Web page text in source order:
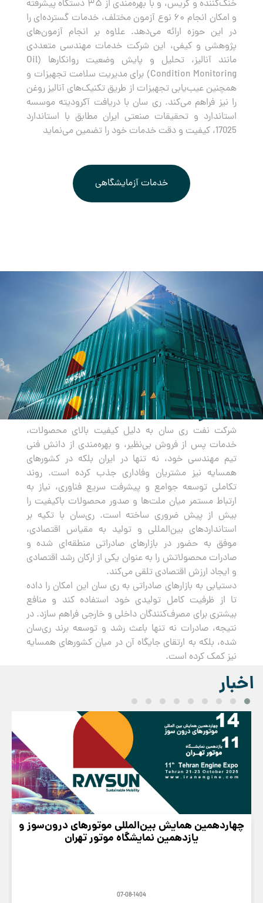
خنک‌کننده و گریس، و با بهره‌مندی از ۳۵ دستگاه پیشرفته
و امکان انجام ۶۰ نوع آزمون مختلف، خدمات گسترده‌ای را
در این حوزه ارائه می‌دهد. علاوه بر انجام آزمون‌های
پژوهشی و کیفی، این شرکت خدمات مهندسی متعددی
مانند آنالیز، تحلیل و پایش وضعیت روانکارها (Oil
Condition Monitoring) برای مدیریت سلامت تجهیزات و
همچنین عیب‌یابی تجهیزات از طریق تکنیک‌های آنالیز روغن
را نیز فراهم می‌کند. ری سان با دریافت آکرودیته موسسه
استاندارد و تحقیقات صنعتی ایران مطابق با استاندارد
17025، کیفیت و دقت خدمات خود را تضمین می‌نماید
خدمات آزمایشگاهی
صادرات
شرکت نفت ری سان به دلیل کیفیت بالای محصولات،
خدمات پس از فروش بی‌نظیر، و بهره‌مندی از دانش فنی
تیم مهندسی خود، نه تنها در ایران بلکه در کشورهای
همسایه نیز مشتریان وفاداری جذب کرده است. روند
تکاملی توسعه جوامع و پیشرفت سریع فناوری، نیاز به
ارتباط مستمر میان ملت‌ها و صدور محصولات باکیفیت را
بیش از پیش ضروری ساخته است. ری‌سان با تکیه بر
استانداردهای بین‌المللی و تولید به مقیاس اقتصادی،
موفق به حضور در بازارهای صادراتی منطقه‌ای شده و
صادرات محصولاتش را به عنوان یکی از ارکان رشد اقتصادی
و ایجاد ارزش اقتصادی تلقی می‌کند.
دستیابی به بازارهای صادراتی به ری سان این امکان را داده
تا از ظرفیت کامل تولیدی خود استفاده کند و منافع
بیشتری برای مصرف‌کنندگان داخلی و خارجی فراهم سازد. در
نتیجه، صادرات نه تنها باعث رشد و توسعه برند ری‌سان
شده، بلکه به ارتقای جایگاه آن در میان کشورهای همسایه
نیز کمک کرده است.
اخبار
چهاردهمین همایش بین‌المللی موتورهای درون‌سوز و
یازدهمین نمایشگاه موتور تهران
07-08-1404